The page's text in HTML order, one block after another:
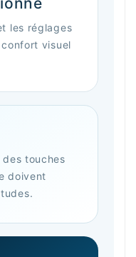
les réglages
visuel
touches
doivent